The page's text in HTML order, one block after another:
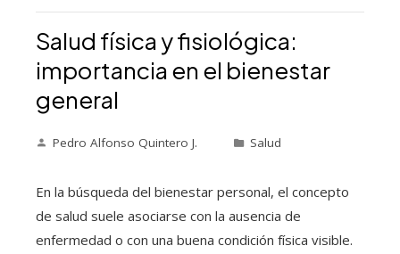
Salud física y fisiológica:
importancia en el bienestar
general
Pedro Alfonso Quintero J. Salud
En la búsqueda del bienestar personal, el concepto
de salud suele asociarse con la ausencia de
enfermedad o con una buena condición física visible.